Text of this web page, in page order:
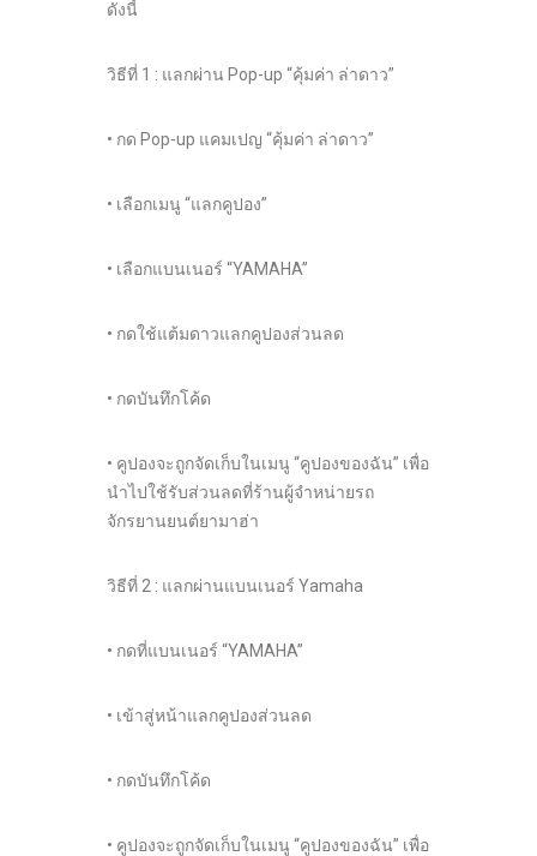
ดังนี้
วิธีที่ 1 : แลกผ่าน Pop-up “คุ้มค่า ล่าดาว”
• กด Pop-up แคมเปญ “คุ้มค่า ล่าดาว”
• เลือกเมนู “แลกคูปอง”
• เลือกแบนเนอร์ “YAMAHA”
• กดใช้แต้มดาวแลกคูปองส่วนลด
• กดบันทึกโค้ด
• คูปองจะถูกจัดเก็บในเมนู “คูปองของฉัน” เพื่อ
นำไปใช้รับส่วนลดที่ร้านผู้จำหน่ายรถ
จักรยานยนต์ยามาฮ่า
วิธีที่ 2 : แลกผ่านแบนเนอร์ Yamaha
• กดที่แบนเนอร์ “YAMAHA”
• เข้าสู่หน้าแลกคูปองส่วนลด
• กดบันทึกโค้ด
• คูปองจะถูกจัดเก็บในเมนู “คูปองของฉัน” เพื่อ